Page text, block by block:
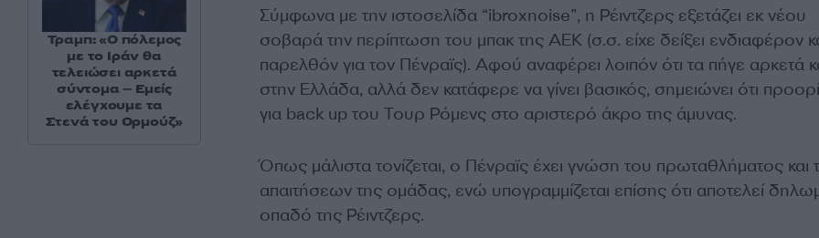
Σύμφωνα με την ιστοσελίδα “ibroxnoise”, η Ρέιντζερς εξετάζει εκ νέου
σοβαρά την περίπτωση του μπακ της ΑΕΚ (σ.σ. είχε δείξει ενδιαφέρον
παρελθόν για τον Πένραϊς). Αφού αναφέρει λοιπόν ότι τα πήγε αρκετά
στην Ελλάδα, αλλά δεν κατάφερε να γίνει βασικός, σημειώνει ότι
για back up του Τουρ Ρόμενς στο αριστερό άκρο της άμυνας.
Όπως μάλιστα τονίζεται, ο Πένραϊς έχει γνώση του πρωταθλήματος και
απαιτήσεων της ομάδας, ενώ υπογραμμίζεται επίσης ότι αποτελεί
οπαδό της Ρέιντζερς.
Τραμπ: «Ο πόλεμος
με το Ιράν θα
τελειώσει αρκετά
σύντομα – Εμείς
ελέγχουμε τα
Στενά του Ορμούζ»